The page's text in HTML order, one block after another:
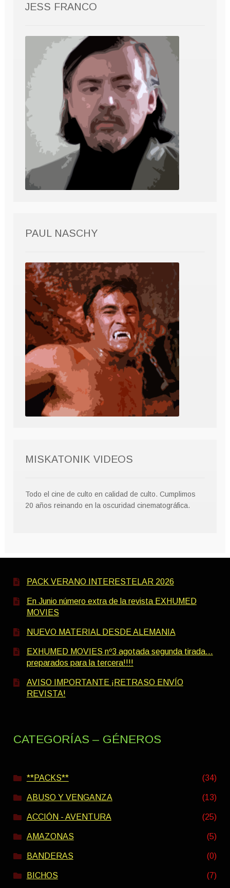
JESS FRANCO
PAUL NASCHY
MISKATONIK VIDEOS
Todo el cine de culto en calidad de culto. Cumplimos
20 años reinando en la oscuridad cinematográfica.
PACK VERANO INTERESTELAR 2026
En Junio número extra de la revista EXHUMED
MOVIES
NUEVO MATERIAL DESDE ALEMANIA
EXHUMED MOVIES nº3 agotada segunda tirada…
preparados para la tercera!!!!
AVISO IMPORTANTE ¡RETRASO ENVÍO
REVISTA!
CATEGORÍAS – GÉNEROS
**PACKS** (34)
ABUSO Y VENGANZA (13)
ACCIÓN - AVENTURA (25)
AMAZONAS (5)
BANDERAS (0)
BICHOS (7)